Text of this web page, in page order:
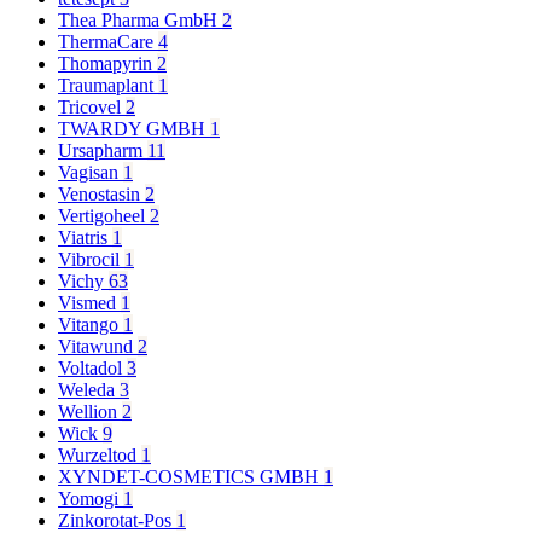
Thea Pharma GmbH 2
ThermaCare 4
Thomapyrin 2
Traumaplant 1
Tricovel 2
TWARDY GMBH 1
Ursapharm 11
Vagisan 1
Venostasin 2
Vertigoheel 2
Viatris 1
Vibrocil 1
Vichy 63
Vismed 1
Vitango 1
Vitawund 2
Voltadol 3
Weleda 3
Wellion 2
Wick 9
Wurzeltod 1
XYNDET-COSMETICS GMBH 1
Yomogi 1
Zinkorotat-Pos 1